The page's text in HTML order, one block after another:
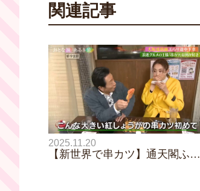
関連記事
2025.11.20
【新世界で串カツ】通天閣ふも